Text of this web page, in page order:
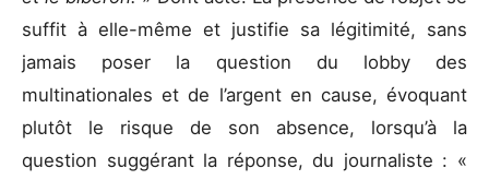
suffit à elle-même et justifie sa légitimité, sans
jamais poser la question du lobby des
multinationales et de l’argent en cause, évoquant
plutôt le risque de son absence, lorsqu’à la
question suggérant la réponse, du journaliste : «